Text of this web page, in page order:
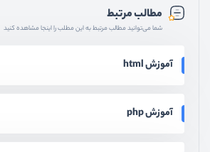
مطالب مرتبط
شما می‌توانید مطالب مرتبط به این مطلب را اینجا مشاهده کنید
آموزش html
آموزش php